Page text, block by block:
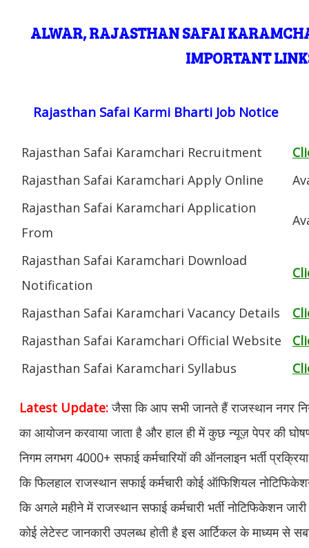
ALWAR, RAJASTHAN SAFAI
IMPORTANT
Rajasthan Safai Karmi Bharti Job Notice
Rajasthan Safai Karamchari Recruitment
Rajasthan Safai Karamchari Apply Online
Rajasthan Safai Karamchari Application
From
Rajasthan Safai Karamchari Download
Notification
Rajasthan Safai Karamchari Vacancy Details
Rajasthan Safai Karamchari Official Website
Rajasthan Safai Karamchari Syllabus
Latest Update: जैसा कि आप सभी जानते हैं राजस्थान नगर निगम
का आयोजन करवाया जाता है और हाल ही में कुछ न्यूज़ पेपर की
निगम लगभग 4000+ सफाई कर्मचारियों की ऑनलाइन भर्ती
कि फिलहाल राजस्थान सफाई कर्मचारी कोई ऑफिशियल
कि अगले महीने में राजस्थान सफाई कर्मचारी भर्ती नोटिफिकेशन जारी
कोई लेटेस्ट जानकारी उपलब्ध होती है इस आर्टिकल के माध्यम से